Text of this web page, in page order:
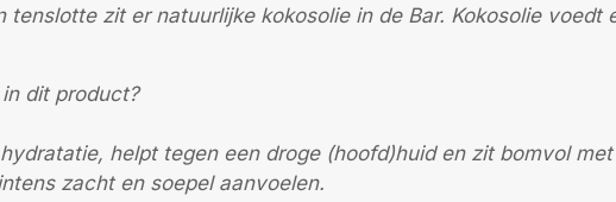
tenslotte zit er natuurlijke kokosolie in de Bar. Kokosolie
dit product?
helpt tegen een droge (hoofd)huid en zit bomvol
zacht en soepel aanvoelen.